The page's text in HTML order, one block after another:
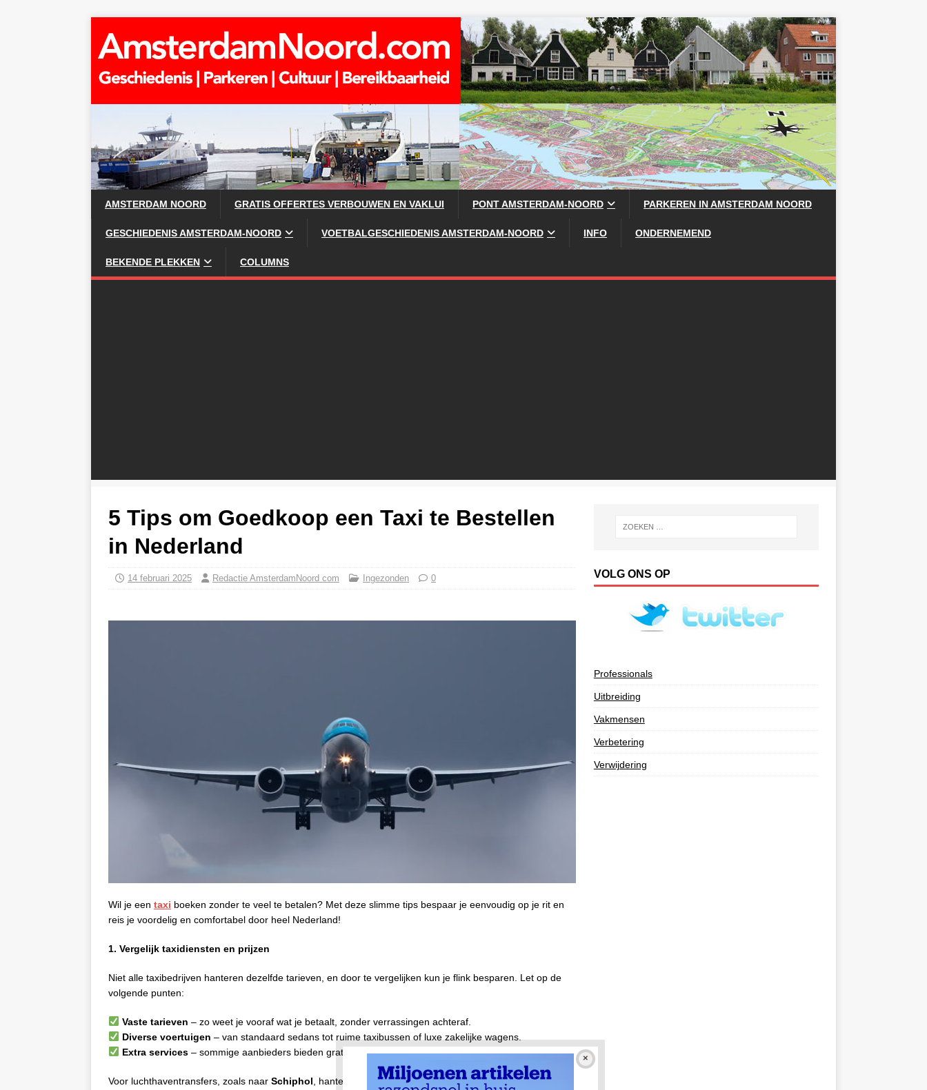
AMSTERDAM NOORD GRATIS OFFERTES VERBOUWEN EN VAKLUI PONT AMSTERDAM-NOORD PARKEREN IN AMSTERDAM NOORD
GESCHIEDENIS AMSTERDAM-NOORD VOETBALGESCHIEDENIS AMSTERDAM-NOORD INFO ONDERNEMEND
BEKENDE PLEKKEN COLUMNS
5 Tips om Goedkoop een Taxi te Bestellen
in Nederland
14 februari 2025 Redactie AmsterdamNoord com Ingezonden 0
Wil je een taxi boeken zonder te veel te betalen? Met deze slimme tips bespaar je eenvoudig op je rit en
reis je voordelig en comfortabel door heel Nederland!
1. Vergelijk taxidiensten en prijzen
Niet alle taxibedrijven hanteren dezelfde tarieven, en door te vergelijken kun je flink besparen. Let op de
volgende punten:
Vaste tarieven – zo weet je vooraf wat je betaalt, zonder verrassingen achteraf.
Diverse voertuigen – van standaard sedans tot ruime taxibussen of luxe zakelijke wagens.
Extra services– sommige aanbieders bieden gratis annuleren of bagagehulp.
Voor luchthaventransfers, zoals naar Schiphol , hanteren veel taxidiensten vaste tarieven. Websites zoals
VOLG ONS OP
Professionals
Uitbreiding
Vakmensen
Verbetering
Verwijdering